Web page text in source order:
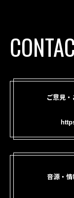
ご意見
音源・